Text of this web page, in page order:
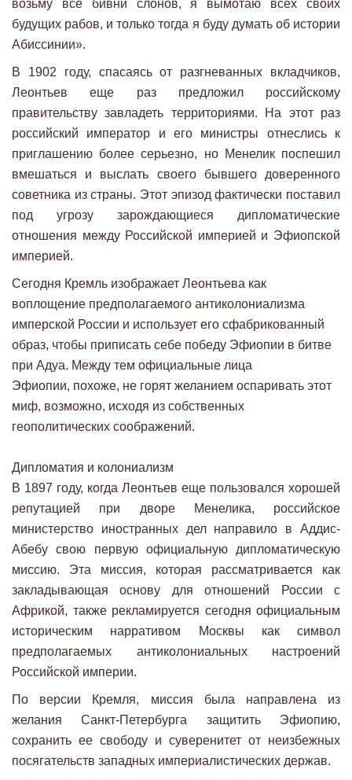
возьму все бивни слонов, я вымотаю всех своих
будущих рабов, и только тогда я буду думать об истории
Абиссинии».
В 1902 году, спасаясь от разгневанных вкладчиков,
Леонтьев еще раз предложил российскому
правительству завладеть территориями. На этот раз
российский император и его министры отнеслись к
приглашению более серьезно, но Менелик поспешил
вмешаться и выслать своего бывшего доверенного
советника из страны. Этот эпизод фактически поставил
под угрозу зарождающиеся дипломатические
отношения между Российской империей и Эфиопской
империей.
Сегодня Кремль изображает Леонтьева как
воплощение предполагаемого антиколониализма
имперской России и использует его сфабрикованный
образ, чтобы приписать себе победу Эфиопии в битве
при Адуа. Между тем официальные лица
Эфиопии, похоже, не горят желанием оспаривать этот
миф, возможно, исходя из собственных
геополитических соображений.
Дипломатия и колониализм
В 1897 году, когда Леонтьев еще пользовался хорошей
репутацией при дворе Менелика, российское
министерство иностранных дел направило в Аддис-
Абебу свою первую официальную дипломатическую
миссию. Эта миссия, которая рассматривается как
закладывающая основу для отношений России с
Африкой, также рекламируется сегодня официальным
историческим нарративом Москвы как символ
предполагаемых антиколониальных настроений
Российской империи.
По версии Кремля, миссия была направлена ​​из
желания Санкт-Петербурга защитить Эфиопию,
сохранить ее свободу и суверенитет от неизбежных
посягательств западных империалистических держав.